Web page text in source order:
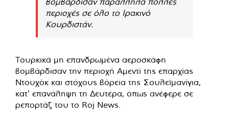
περιοχές σε όλο το Ιρακινό
Κουρδιστάν.
Τουρκικά μη επανδρωμένα αεροσκάφη
βομβάρδισαν την περιοχή Αμεντί της επαρχίας
Ντουχόκ και στόχους βόρεια της Σουλεϊμανίγια,
κατ' επανάληψη τη Δευτέρα, όπως ανέφερε σε
ρεπορτάζ του το Roj News.